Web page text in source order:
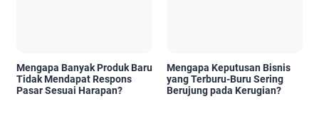
Mengapa Banyak Produk Baru
Tidak Mendapat Respons
Pasar Sesuai Harapan?
Mengapa Keputusan Bisnis
yang Terburu-Buru Sering
Berujung pada Kerugian?